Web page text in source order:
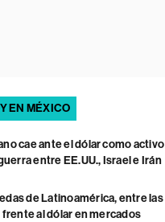
EN MÉXICO
cae ante el dólar como activo
entre EE.UU., Israel e Irán
de Latinoamérica, entre las
al dólar en mercados